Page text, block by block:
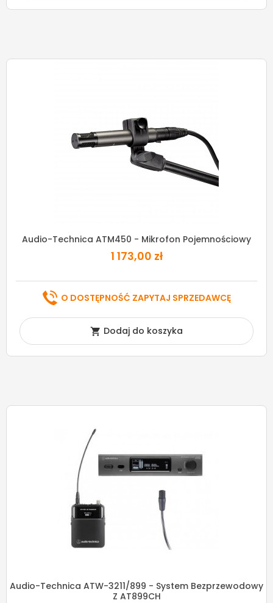
Audio-Technica ATM450 - Mikrofon Pojemnościowy
1 173,00 zł
O DOSTĘPNOŚĆ ZAPYTAJ SPRZEDAWCĘ
 Dodaj do koszyka
Audio-Technica ATW-3211/899 - System Bezprzewodowy
Z AT899CH